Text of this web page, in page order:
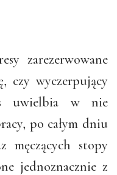
zarezerwowane
czy wyczerpujący
uwielbia w nie
po całym dniu
męczących stopy
jednoznacznie z